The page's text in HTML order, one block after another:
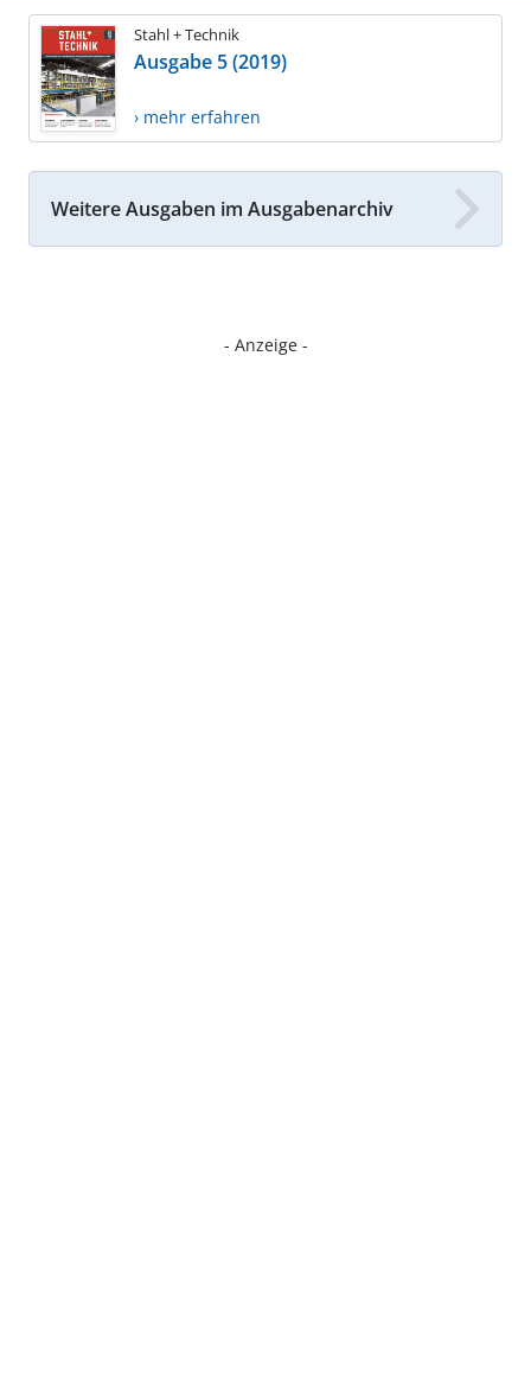
Stahl + Technik
Ausgabe 5 (2019)
› mehr erfahren
Weitere Ausgaben im Ausgabenarchiv
- Anzeige -